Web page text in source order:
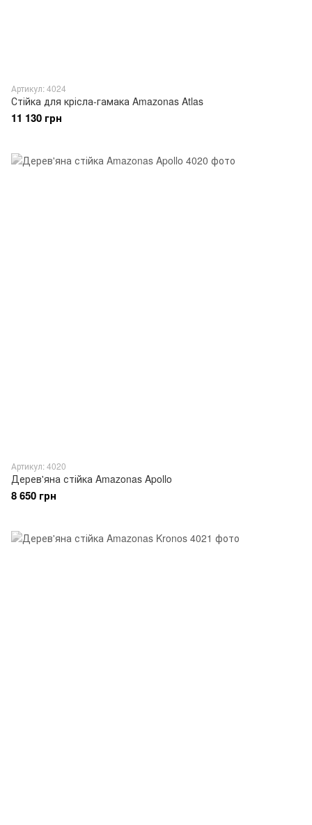
Артикул: 4024
Стійка для крісла-гамака Amazonas Atlas
11 130 грн
Артикул: 4020
Дерев'яна стійка Amazonas Apollo
8 650 грн